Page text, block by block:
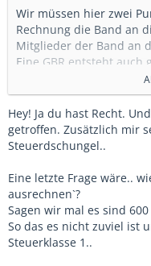
Wir müssen hier zwei
Rechnung die Band an
Mitglieder der Band an
Eine GBR entsteht
Weise - und damit
am Hintern vorbeigeht.
sich bewegen und
Zusammenspiel
Wenn der Kollege
die Anteile klären.
Nettoanteil ohne
außen nicht einfordern
halt für Euch teurer.
als Einnahmen haben,
Hey! Ja du hast Recht.
getroffen. Zusätzlich mir
Steuerdschungel..
Eine letzte Frage wäre..
ausrechnen`?
Sagen wir mal es sind
So das es nicht zuviel ist
Steuerklasse 1..